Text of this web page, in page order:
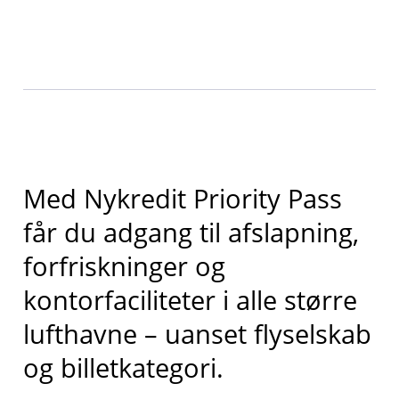
Med Nykredit Priority Pass
får du adgang til afslapning,
forfriskninger og
kontorfaciliteter i alle større
lufthavne – uanset flyselskab
og billetkategori.